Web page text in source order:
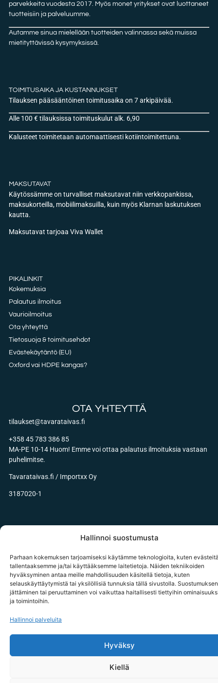
Hallinnoi suostumusta
Parhaan kokemuksen tarjoamiseksi käytämme teknologioita, kuten
tallentaaksemme ja/tai käyttääksemme laitetietoja. Näiden tekniikoiden
hyväksyminen antaa meille mahdollisuuden käsitellä tietoja, kuten
selauskäyttäytymistä tai yksilöllisiä tunnuksia tällä sivustolla. Suostumuksen
jättäminen tai peruuttaminen voi vaikuttaa haitallisesti tiettyihin
ja toimintoihin.
Hallinnoi palveluita
Hyväksy
Kiellä
parvekkeita vuodesta 2017. Myös monet yritykset ovat luottaneet
tuotteisiin ja palveluumme.
Autamme sinua mielellään tuotteiden valinnassa sekä muissa
mietityttävissä kysymyksissä.
TOIMITUSAIKA JA KUSTANNUKSET
Tilauksen pääsääntöinen toimitusaika on 7 arkipäivää.
Alle 100 € tilauksissa toimituskulut alk. 6,90
Kalusteet toimitetaan automaattisesti kotiintoimitettuna.
MAKSUTAVAT
Käytössämme on turvalliset maksutavat niin verkkopankissa,
maksukorteilla, mobiilimaksuilla, kuin myös Klarnan laskutuksen
kautta.
Maksutavat tarjoaa Viva Wallet
PIKALINKIT
Kokemuksia
Palautus ilmoitus
Vaurioilmoitus
Ota yhteyttä
Tietosuoja & toimitusehdot
Evästekäytäntö (EU)
Oxford vai HDPE kangas?
OTA YHTEYTTÄ
tilaukset@tavarataivas.fi
+358 45 783 386 85
MA-PE 10-14 Huom! Emme voi ottaa palautus ilmoituksia vastaan
puhelimitse.
Tavarataivas.fi / Importxx Oy
3187020-1
© 2026 tavarataivas.fi kaikki oikeudet pidätetään